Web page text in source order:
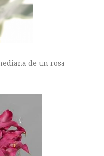
de un rosa